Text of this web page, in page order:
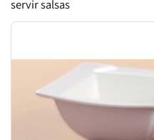
servir salsas